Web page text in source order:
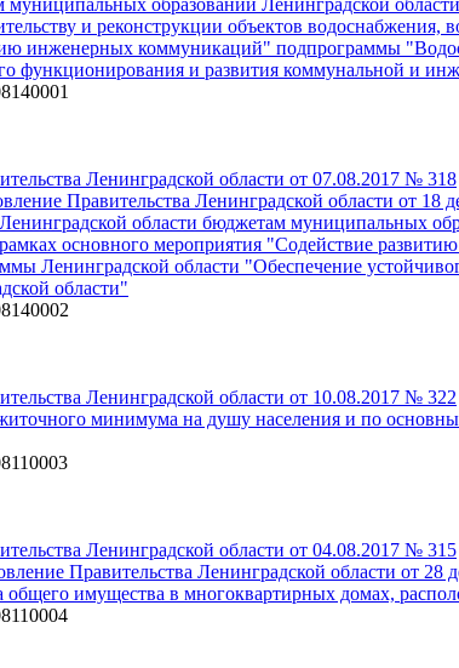
образований Ленинградской
и реконструкции объектов
инженерных коммуникаций" подпрограммы
функционирования и развития коммунальной и
Ленинградской области от 07.08.2017 № 318
Правительства Ленинградской области от
области бюджетам муниципальных
основного мероприятия "Содействие
Ленинградской области "Обеспечение
области"
Ленинградской области от 10.08.2017 № 322
минимума на душу населения и по
Ленинградской области от 04.08.2017 № 315
Правительства Ленинградской области от
имущества в многоквартирных домах,